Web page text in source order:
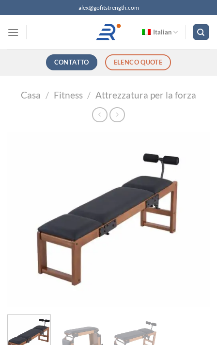
ai
contenuti
alex@gofitstrength.com
Italian
CONTATTO ELENCO QUOTE
Casa / Fitness / Attrezzatura per la forza